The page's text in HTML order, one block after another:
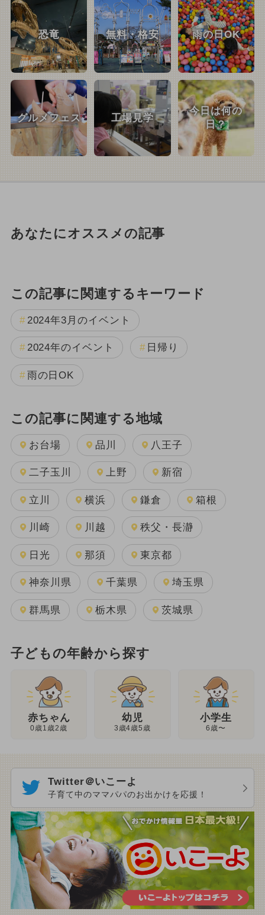
恐竜 無料・格安 雨の日OK
グルメフェス 工場見学
今日は何の
日？
あなたにオススメの記事
この記事に関連するキーワード
2024年3月のイベント
2024年のイベント 日帰り
雨の日OK
この記事に関連する地域
お台場 品川 八王子
二子玉川 上野 新宿
立川 横浜 鎌倉 箱根
川崎 川越 秩父・長瀞
日光 那須 東京都
神奈川県 千葉県 埼玉県
群馬県 栃木県 茨城県
子どもの年齢から探す
赤ちゃん
0歳1歳2歳
幼児
3歳4歳5歳
小学生
6歳〜
Twitter＠いこーよ
子育て中のママパパのお出かけを応援！